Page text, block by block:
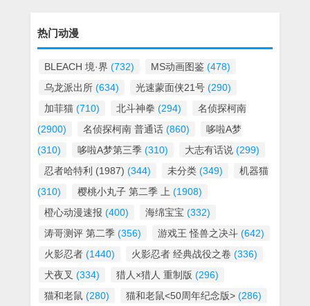
热门动漫
BLEACH 境·界 (732) MS动画图鉴 (478)
乌龙派出所 (634) 光速蒙面侠21号 (290)
加菲猫 (710) 北斗神拳 (294)
名侦探柯南
(2900)
名侦探柯南 普通话 (860)
哆啦A梦
(310)
哆啦A梦第三季 (310) 大志有话说 (299)
忍者哈特利 (1987) (344) 未分类 (349)
机器猫
(310)
樱桃小丸子 第二季 上 (1908)
橙心动漫速报 (400) 海绵宝宝 (332)
涛哥测评 第二季 (356) 游戏王 怪兽之决斗 (642)
火影忍者 (1440) 火影忍者 经典战役之卷 (336)
犬夜叉 (334) 猎人×猎人 重制版 (296)
猫和老鼠 (280) 猫和老鼠<50周年纪念版> (286)